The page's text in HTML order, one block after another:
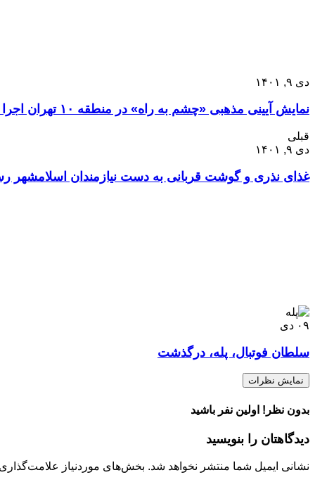
دی ۹, ۱۴۰۱
نمایش آیینی مذهبی «چشم به راه» در منطقه ۱۰ تهران اجرا شد
قبلی
دی ۹, ۱۴۰۱
غذای نذری و گوشت قربانی به دست نیازمندان اسلامشهر
۰۹ دی
سلطان فوتبال، پله، درگذشت
نمایش نظرات
بدون نظر! اولین نفر باشید
دیدگاهتان را بنویسید
نشانی ایمیل شما منتشر نخواهد شد. بخش‌های موردنیاز